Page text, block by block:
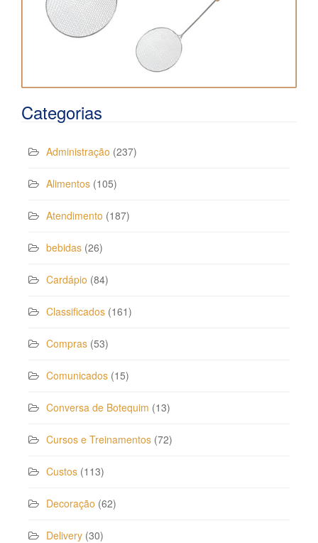
Categorias
Administração (237)
Alimentos (105)
Atendimento (187)
bebidas (26)
Cardápio (84)
Classificados (161)
Compras (53)
Comunicados (15)
Conversa de Botequim (13)
Cursos e Treinamentos (72)
Custos (113)
Decoração (62)
Delivery (30)